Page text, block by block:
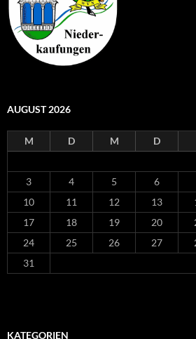
AUGUST 2026
M D M D
3
4 5 6
10
11 12 13
17
18 19 20
24
25 26 27
31
KATEGORIEN